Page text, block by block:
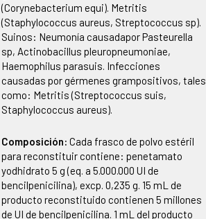
(Corynebacterium equi). Metritis
(Staphylococcus aureus, Streptococcus sp).
Suinos: Neumonía causadapor Pasteurella
sp, Actinobacillus pleuropneumoniae,
Haemophilus parasuis. Infecciones
causadas por gérmenes grampositivos, tales
como: Metritis (Streptococcus suis,
Staphylococcus aureus).
Composición: Cada frasco de polvo estéril
para reconstituir contiene: penetamato
yodhidrato 5 g (eq. a 5.000.000 UI de
bencilpenicilina), excp. 0,235 g. 15 mL de
producto reconstituido contienen 5 millones
de UI de bencilpenicilina. 1 mL del producto